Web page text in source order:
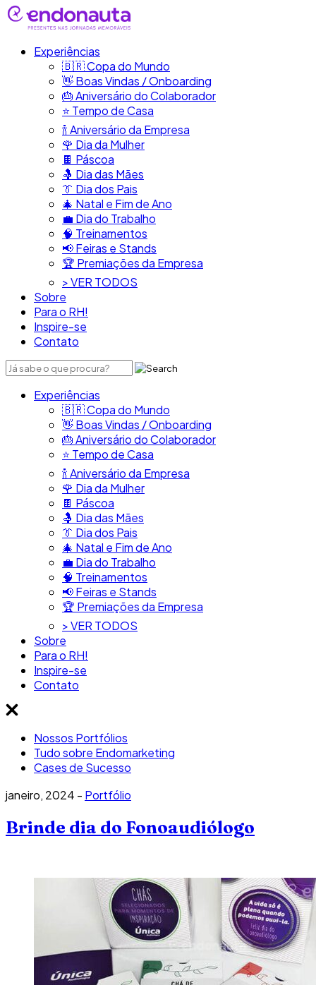
Experiências
🇧🇷​ Copa do Mundo
👋​ Boas Vindas / Onboarding
🎂​ Aniversário do Colaborador
⭐​ Tempo de Casa
​🍾​ Aniversário da Empresa
🌹 Dia da Mulher
🍫​ Páscoa
🤱 Dia das Mães
👔​ Dia dos Pais
🎄 Natal e Fim de Ano
💼​ Dia do Trabalho
🧠​ Treinamentos
📢​ Feiras e Stands
🏆 Premiações da Empresa
> VER TODOS
Sobre
Para o RH!
Inspire-se
Contato
Experiências
🇧🇷​ Copa do Mundo
👋​ Boas Vindas / Onboarding
🎂​ Aniversário do Colaborador
⭐​ Tempo de Casa
​🍾​ Aniversário da Empresa
🌹 Dia da Mulher
🍫​ Páscoa
🤱 Dia das Mães
👔​ Dia dos Pais
🎄 Natal e Fim de Ano
💼​ Dia do Trabalho
🧠​ Treinamentos
📢​ Feiras e Stands
🏆 Premiações da Empresa
> VER TODOS
Sobre
Para o RH!
Inspire-se
Contato
Nossos Portfólios
Tudo sobre Endomarketing
Cases de Sucesso
janeiro, 2024 - Portfólio
Brinde dia do Fonoaudiólogo